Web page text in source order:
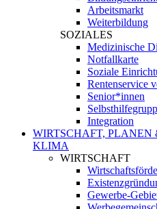
Arbeitsmarkt
Weiterbildung
SOZIALES
Medizinische
Notfallkarte
Soziale
Rentenservice
Senior*innen
Integration
WIRTSCHAFT,
KLIMA
WIRTSCHAFT
Gewerbe-